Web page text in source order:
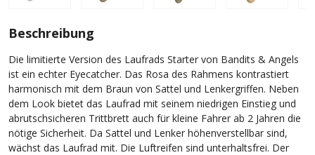
Beschreibung
Die limitierte Version des Laufrads Starter von Bandits & Angels
ist ein echter Eyecatcher. Das Rosa des Rahmens kontrastiert
harmonisch mit dem Braun von Sattel und Lenkergriffen. Neben
dem Look bietet das Laufrad mit seinem niedrigen Einstieg und
abrutschsicheren Trittbrett auch für kleine Fahrer ab 2 Jahren die
nötige Sicherheit. Da Sattel und Lenker höhenverstellbar sind,
wächst das Laufrad mit. Die Luftreifen sind unterhaltsfrei. Der